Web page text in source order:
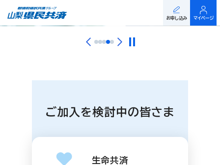
お申し込み マイページ
ご加入を検討中の皆さま
生命共済